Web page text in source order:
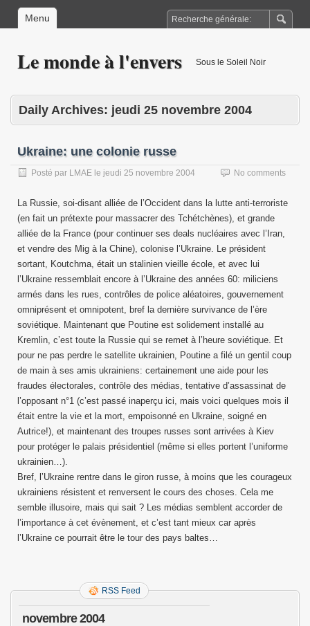
Menu
Le monde à l'envers Sous le Soleil Noir
Daily Archives: jeudi 25 novembre 2004
Ukraine: une colonie russe
Posté par LMAE le jeudi 25 novembre 2004 No comments
La Russie, soi-disant alliée de l’Occident dans la lutte anti-terroriste
(en fait un prétexte pour massacrer des Tchétchènes), et grande
alliée de la France (pour continuer ses deals nucléaires avec l’Iran,
et vendre des Mig à la Chine), colonise l’Ukraine. Le président
sortant, Koutchma, était un stalinien vieille école, et avec lui
l’Ukraine ressemblait encore à l’Ukraine des années 60: miliciens
armés dans les rues, contrôles de police aléatoires, gouvernement
omniprésent et omnipotent, bref la dernière survivance de l’ère
soviétique. Maintenant que Poutine est solidement installé au
Kremlin, c’est toute la Russie qui se remet à l’heure soviétique. Et
pour ne pas perdre le satellite ukrainien, Poutine a filé un gentil coup
de main à ses amis ukrainiens: certainement une aide pour les
fraudes électorales, contrôle des médias, tentative d’assassinat de
l’opposant n°1 (c’est passé inaperçu ici, mais voici quelques mois il
était entre la vie et la mort, empoisonné en Ukraine, soigné en
Autrice!), et maintenant des troupes russes sont arrivées à Kiev
pour protéger le palais présidentiel (même si elles portent l’uniforme
ukrainien…).
Bref, l’Ukraine rentre dans le giron russe, à moins que les courageux
ukrainiens résistent et renversent le cours des choses. Cela me
semble illusoire, mais qui sait ? Les médias semblent accorder de
l’importance à cet évènement, et c’est tant mieux car après
l’Ukraine ce pourrait être le tour des pays baltes…
RSS Feed
novembre 2004